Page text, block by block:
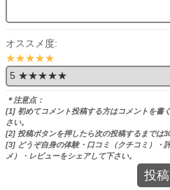
オススメ度:
★★★★★
＊注意点：
[1] 初めてコメント投稿する方はコメントを書
さい。
[2] 投稿ボタンを押したら次の投稿するまでは
[3] どうぞ自身の体験・口コミ（クチコミ）・
メ）・レビューをシェアして下さい。
投稿